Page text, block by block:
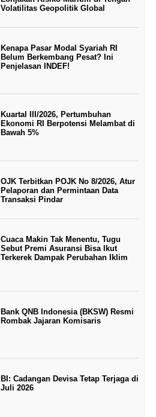
Volatilitas Geopolitik Global
Kenapa Pasar Modal Syariah RI
Belum Berkembang Pesat? Ini
Penjelasan INDEF!
Kuartal III/2026, Pertumbuhan
Ekonomi RI Berpotensi Melambat di
Bawah 5%
OJK Terbitkan POJK No 8/2026, Atur
Pelaporan dan Permintaan Data
Transaksi Pindar
Cuaca Makin Tak Menentu, Tugu
Sebut Premi Asuransi Bisa Ikut
Terkerek Dampak Perubahan Iklim
Bank QNB Indonesia (BKSW) Resmi
Rombak Jajaran Komisaris
BI: Cadangan Devisa Tetap Terjaga di
Juli 2026